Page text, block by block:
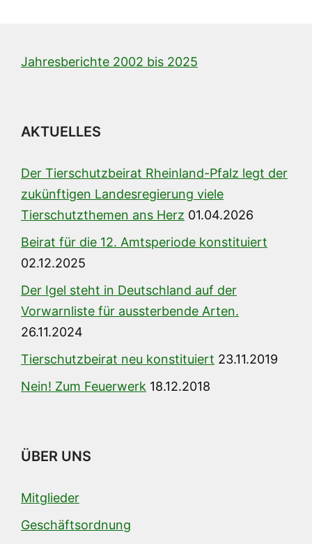
Jahresberichte 2002 bis 2025
AKTUELLES
Der Tierschutzbeirat Rheinland-Pfalz legt der
zukünftigen Landesregierung viele
Tierschutzthemen ans Herz 01.04.2026
Beirat für die 12. Amtsperiode konstituiert
02.12.2025
Der Igel steht in Deutschland auf der
Vorwarnliste für aussterbende Arten.
26.11.2024
Tierschutzbeirat neu konstituiert 23.11.2019
Nein! Zum Feuerwerk 18.12.2018
ÜBER UNS
Mitglieder
Geschäftsordnung